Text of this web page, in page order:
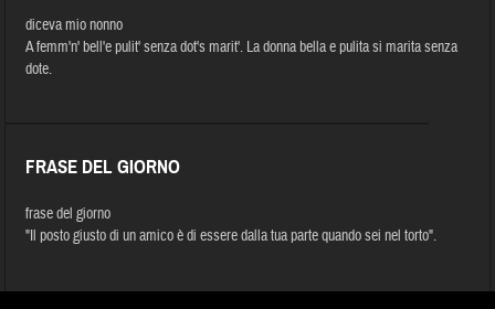
diceva mio nonno
A femm'n' bell'e pulit' senza dot's marit'. La donna bella e pulita si marita senza
dote.
FRASE DEL GIORNO
frase del giorno
"Il posto giusto di un amico è di essere dalla tua parte quando sei nel torto".